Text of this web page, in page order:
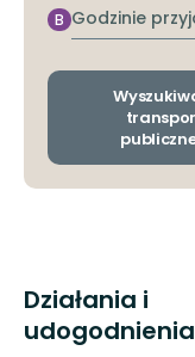
Godzinie
przyjazdu
B
Działania i
udogodnienia